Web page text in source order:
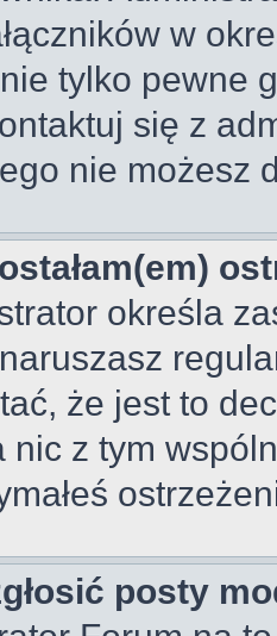
w
tylko pewne
się z
nie możesz
określa
że jest to
nic z tym
posty